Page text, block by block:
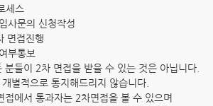
세스
사문의 신청작성
면접진행
부통보
들이 2차 면접을 받을 수 있는 것은 아닙니다.
별적으로 통지해드리지 않습니다.
에서 통과자는 2차면접을 볼 수 있으며